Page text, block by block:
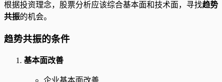
根据投资理念，股票分析应该综合基本面和技术面，寻找趋势
共振的机会。
趋势共振的条件
基本面改善